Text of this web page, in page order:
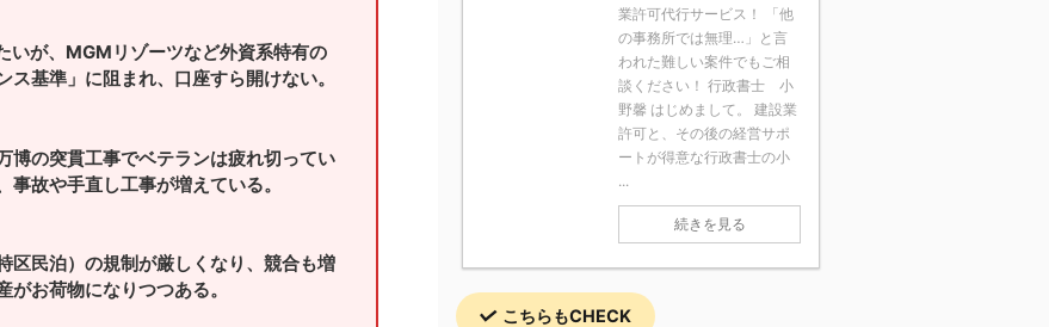
いが、MGMリゾーツなど外資系特有の
ス基準」に阻まれ、口座すら開けない。
博の突貫工事でベテランは疲れ切ってい
事故や手直し工事が増えている。
区民泊）の規制が厳しくなり、競合も増
がお荷物になりつつある。
業許可代行サービス！ 「他
の事務所では無理…」と言
われた難しい案件でもご相
談ください！ 行政書士 小
野馨 はじめまして。 建設業
許可と、その後の経営サポ
ートが得意な行政書士の小
...
続きを見る
こちらもCHECK